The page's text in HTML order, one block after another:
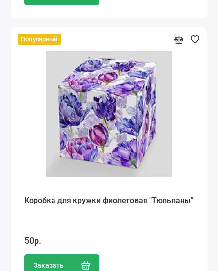
Популярный
Коробка для кружки фиолетовая "Тюльпаны"
50р.
Заказать